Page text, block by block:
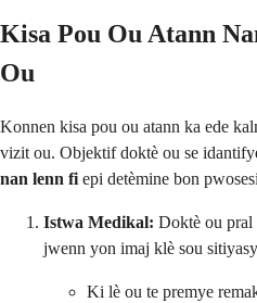
Kisa Pou Ou Atann
Ou
Konnen kisa pou ou atann ka ede
vizit ou. Objektif doktè ou se
nan lenn fi epi detèmine bon
Istwa Medikal: Doktè ou pral
jwenn yon imaj klè sou
Ki lè ou te premye